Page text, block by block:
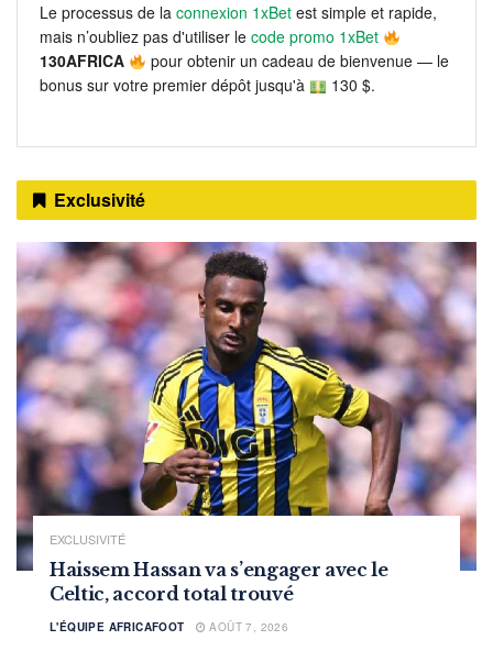
Le processus de la connexion 1xBet est simple et rapide,
mais n’oubliez pas d'utiliser le code promo 1xBet
130AFRICA
pour obtenir un cadeau de bienvenue — le
bonus sur votre premier dépôt jusqu'à
130 $.
Exclusivité
EXCLUSIVITÉ
Haissem Hassan va s’engager avec le
Celtic, accord total trouvé
L'ÉQUIPE AFRICAFOOT AOÛT 7, 2026